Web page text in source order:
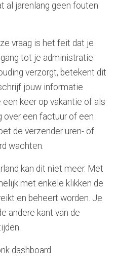
al jarenlang geen fouten
vraag is het feit dat je
tot je administratie
verzorgt, betekent dit
jouw informatie
keer op vakantie of als
over een factuur of een
de verzender uren- of
wachten.
kan dit niet meer. Met
met enkele klikken de
en beheert worden. Je
andere kant van de